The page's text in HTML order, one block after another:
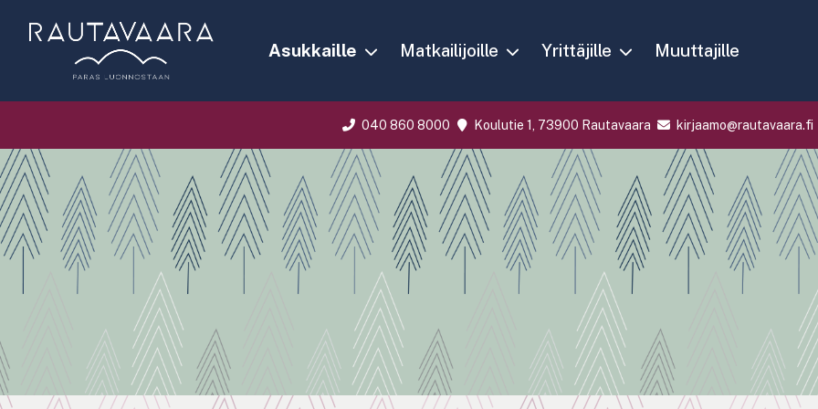
Asukkaille Matkailijoille Yrittäjille Muuttajille
040 860 8000 Koulutie 1, 73900 Rautavaara kirjaamo@rautavaara.fi